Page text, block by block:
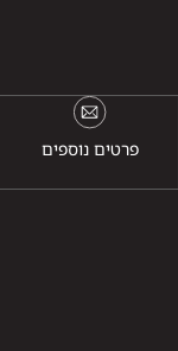
פרטים נוספים